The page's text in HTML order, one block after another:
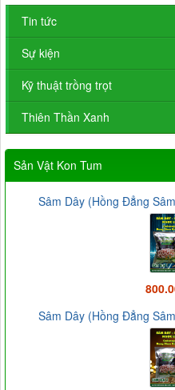
Tin tức
Sự kiện
Kỹ thuật trồng trọt
Thiên Thần Xanh
Sản Vật Kon Tum
Sâm Dây (Hồng Đẳng
Sâm Dây (Hồng Đẳng